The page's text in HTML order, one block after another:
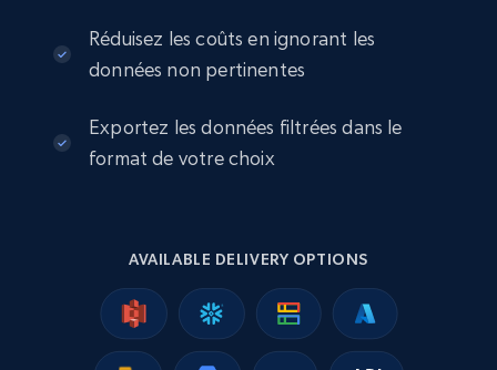
Realtor international properties listings
URL, ID, Title, Price, Currency, Description,
Real estate
Zonaprop Argentina - Properties Listing
Réduisez les coûts en ignorant les
données non pertinentes
Exportez les données filtrées dans le
format de votre choix
AVAILABLE DELIVERY OPTIONS